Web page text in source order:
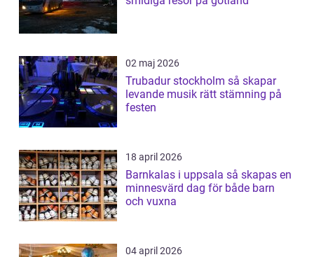
02 maj 2026
Trubadur stockholm så skapar
levande musik rätt stämning på
festen
18 april 2026
Barnkalas i uppsala så skapas en
minnesvärd dag för både barn
och vuxna
04 april 2026